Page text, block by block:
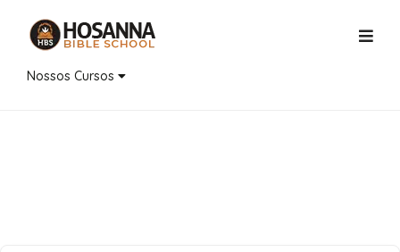
Nossos Cursos